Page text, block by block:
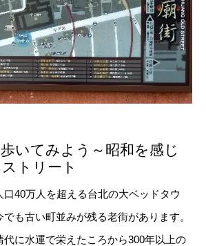
いてみよう～昭和を感じ
トリート
40万人を超える台北の大ベッドタウ
も古い町並みが残る老街があります。
代に水運で栄えたころから300年以上の